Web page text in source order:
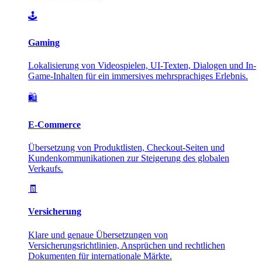
🕹️
Gaming
Lokalisierung von Videospielen, UI-Texten, Dialogen und In-
Game-Inhalten für ein immersives mehrsprachiges Erlebnis.
🛍️
E-Commerce
Übersetzung von Produktlisten, Checkout-Seiten und
Kundenkommunikationen zur Steigerung des globalen
Verkaufs.
🧾
Versicherung
Klare und genaue Übersetzungen von
Versicherungsrichtlinien, Ansprüchen und rechtlichen
Dokumenten für internationale Märkte.